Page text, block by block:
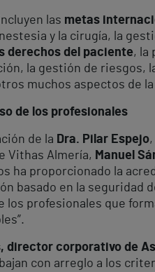
las metas
y la cirugía, la
derechos del paciente, la
la gestión de riesgos,
muchos aspectos de
de los profesionales
de la Dra. Pilar Espejo
Vithas Almería, Manuel
ha proporcionado la
basado en la seguridad
los profesionales que
director corporativo de
con arreglo a los